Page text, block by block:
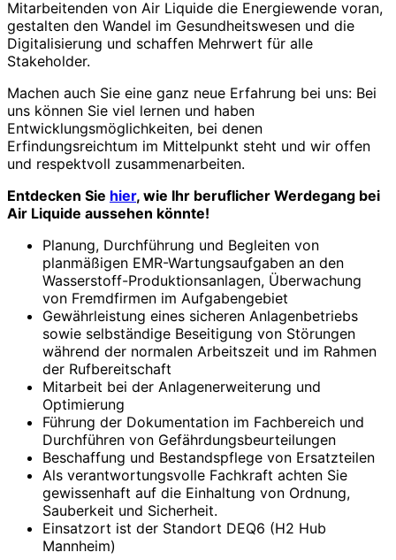
Mitarbeitenden von Air Liquide die Energiewende voran,
gestalten den Wandel im Gesundheitswesen und die
Digitalisierung und schaffen Mehrwert für alle
Stakeholder.
Machen auch Sie eine ganz neue Erfahrung bei uns: Bei
uns können Sie viel lernen und haben
Entwicklungsmöglichkeiten, bei denen
Erfindungsreichtum im Mittelpunkt steht und wir offen
und respektvoll zusammenarbeiten.
Entdecken Sie hier, wie Ihr beruflicher Werdegang bei
Air Liquide aussehen könnte!
Planung, Durchführung und Begleiten von
planmäßigen EMR-Wartungsaufgaben an den
Wasserstoff-Produktionsanlagen, Überwachung
von Fremdfirmen im Aufgabengebiet
Gewährleistung eines sicheren Anlagenbetriebs
sowie selbständige Beseitigung von Störungen
während der normalen Arbeitszeit und im Rahmen
der Rufbereitschaft
Mitarbeit bei der Anlagenerweiterung und
Optimierung
Führung der Dokumentation im Fachbereich und
Durchführen von Gefährdungsbeurteilungen
Beschaffung und Bestandspflege von Ersatzteilen
Als verantwortungsvolle Fachkraft achten Sie
gewissenhaft auf die Einhaltung von Ordnung,
Sauberkeit und Sicherheit.
Einsatzort ist der Standort DEQ6 (H2 Hub
Mannheim)